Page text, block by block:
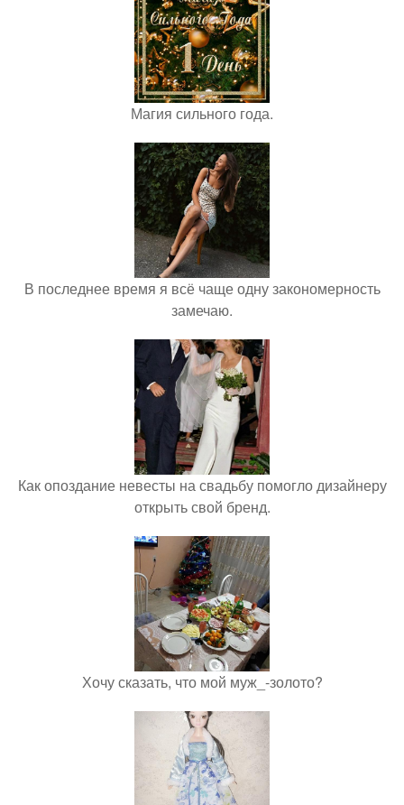
Магия сильного года.
В последнее время я всё чаще одну закономерность
замечаю.
Как опоздание невесты на свадьбу помогло дизайнеру
открыть свой бренд.
Хочу сказать, что мой муж_-золото?